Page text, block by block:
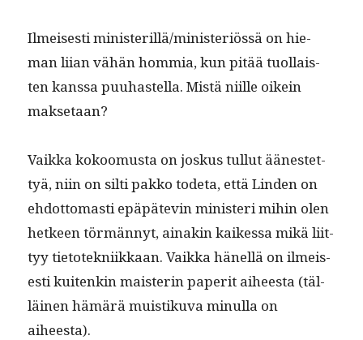
Ilmeis­es­ti ministerillä/ministeriössä on hie­
man liian vähän hom­mia, kun pitää tuol­lais­
ten kanssa puuhastel­la. Mis­tä niille oikein
maksetaan?
Vaik­ka kokoomus­ta on joskus tul­lut äänestet­
tyä, niin on silti pakko tode­ta, että Lin­den on
ehdot­tomasti epäpätevin min­is­teri mihin olen
het­keen tör­män­nyt, ainakin kaikessa mikä liit­
tyy tietotekni­ikkaan. Vaik­ka hänel­lä on ilmeis­
es­ti kuitenkin mais­terin paper­it aiheesta (täl­
läi­nen hämärä muis­tiku­va min­ul­la on
aiheesta).